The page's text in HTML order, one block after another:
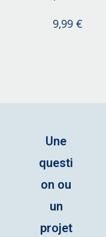
9,99€
Une
questi
on ou
un
projet